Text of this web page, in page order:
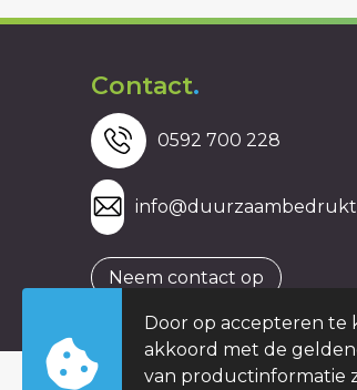
Contact.
0592 700 228
Neem contact op
Door op accepteren te
akkoord met de
van productinformatie